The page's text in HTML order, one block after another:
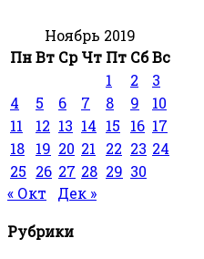
Ноябрь 2019
ПнВт Ср Чт Пт СбВс
1
2
3
4
5 6 7 8 9
10
11
12 13 14 15 16 17
18
19 20 21 22 23 24
25 26 27 28 29 30
« Окт
Дек »
Рубрики